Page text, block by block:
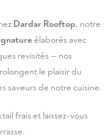
Dardar Rooftop, notre
élaborés avec
revisités — nos
le plaisir du
saveurs de notre cuisine.
frais et laissez-vous